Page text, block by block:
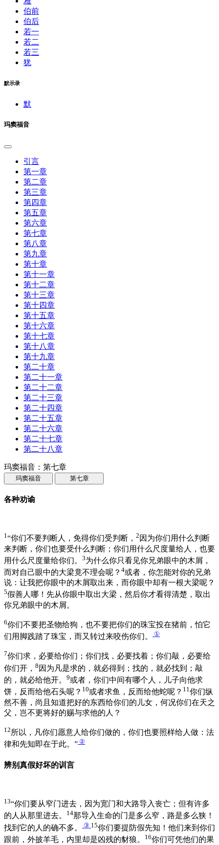
伯前
伯后
若一
若二
若三
犹
默示录
默
玛窦福音
引言
第一章
第二章
第三章
第四章
第五章
第六章
第七章
第八章
第九章
第十章
第十一章
第十二章
第十三章
第十四章
第十五章
第十六章
第十七章
第十八章
第十九章
第二十章
第二十一章
第二十二章
第二十三章
第二十四章
第二十五章
第二十六章
第二十七章
第二十八章
玛窦福音：第七章
玛窦福音 第七章
各种劝谕
1“你们不要判断人，免得你们受判断， 2 因为你们用什么判断
来判断，你们也要受什么判断；你们用什么尺度量给人，也要
用什么尺度量给你们。 3为什么你只看见你兄弟眼中的木屑，
而对自己眼中的大梁竟不理会呢？ 4或者，你怎能对你的兄弟
说：让我把你眼中的木屑取出来，而你眼中却有一根大梁呢？
5假善人哪！先从你眼中取出大梁，然后你才看得清楚，取出
你兄弟眼中的木屑。
6你们不要把圣物给狗，也不要把你们的珠宝投在猪前，怕它
们用脚践踏了珠宝，而又转过来咬伤你们。
①
7你们求，必要给你们；你们找，必要找着；你们敲，必要给
你们开， 8 因为凡是求的，就必得到；找的，就必找到；敲
的，就必给他开。 9或者，你们中间有哪个人，儿子向他求
饼，反而给他石头呢？ 10或者求鱼，反而给他蛇呢？ 11你们纵
然不善，尚且知道把好的东西给你们的儿女，何况你们在天之
父，岂不更将好的赐与求他的人？
12 所以，凡你们愿意人给你们做的，你们也要照样给人做：法
律和先知即在于此。” ②
辨别真假好坏的训言
13“你们要从窄门进去，因为宽门和大路导入丧亡；但有许多
的人从那里进去。
14那导入生命的门是多么窄，路是多么狭！
找到它的人的确不多。
③ 15你们要提防假先知！他们来到你们
跟前，外披羊毛，内里却是凶残的豺狼。
16你们可凭他们的果